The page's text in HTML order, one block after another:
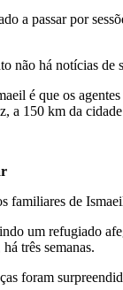
a passar por
não há notícias
é que os
a 150 km da
de
um refugiado
três semanas.
foram